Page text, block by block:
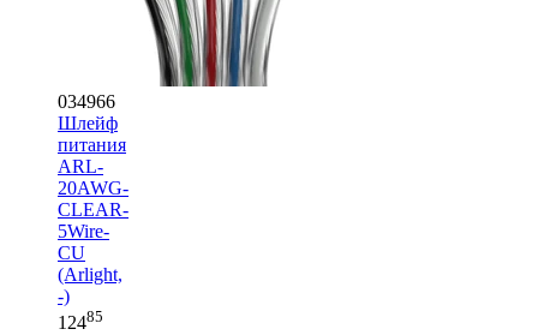
034966
Шлейф
питания
ARL-
20AWG-
CLEAR-
5Wire-
CU
(Arlight,
-)
12485